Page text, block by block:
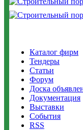
Каталог фирм
Тендеры
Статьи
Форум
Доска
Документация
Выставки
События
RSS